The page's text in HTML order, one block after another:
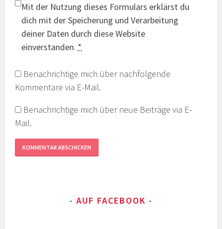
Mit der Nutzung dieses Formulars erklärst du
dich mit der Speicherung und Verarbeitung
deiner Daten durch diese Website
einverstanden. *
Benachrichtige mich über nachfolgende
Kommentare via E-Mail.
Benachrichtige mich über neue Beiträge via E-
Mail.
AUF FACEBOOK